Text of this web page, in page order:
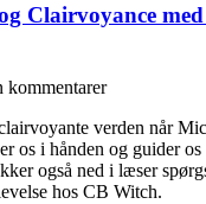
Clairvoyance
kommentarer
verden når
os i hånden og guider os
også ned i læser
hos CB Witch.